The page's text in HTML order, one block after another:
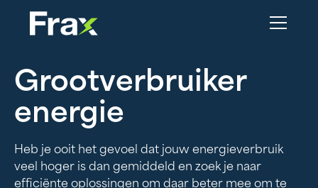
Grootverbruiker
energie
Heb je ooit het gevoel dat jouw energieverbruik
veel hoger is dan gemiddeld en zoek je naar
efficiënte oplossingen om daar beter mee om te